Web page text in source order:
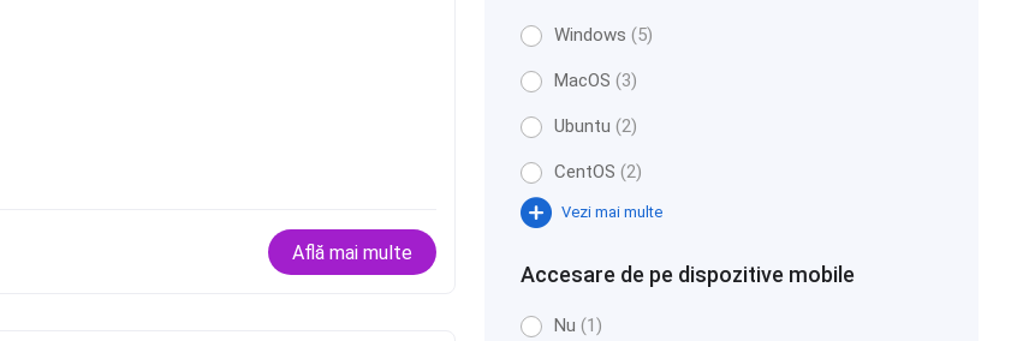
Află mai multe
Windows(5)
MacOS(3)
Ubuntu(2)
CentOS(2)
Vezi mai multe
Accesare de pe dispozitive mobile
Nu(1)